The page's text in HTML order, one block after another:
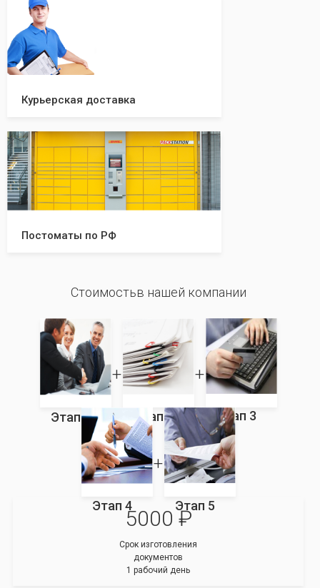
Курьерская доставка
Постоматы по РФ
Стоимостьв нашей компании
Этап 1 Этап 2 Этап 3
Этап 4 Этап 5
5000 ₽
Срок изготовления
документов
1 рабочий день